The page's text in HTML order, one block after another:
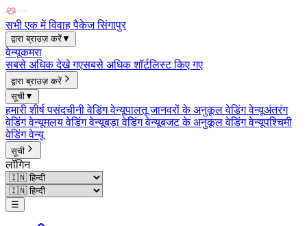
सभी एक में विवाह पैकेज सिंगापुर
द्वारा ब्राउज़ करें▼
वेन्यूकमरा
सबसे अधिक देखे गएसबसे अधिक शॉर्टलिस्ट किए गए
द्वारा ब्राउज़ करें
सूची▼
हमारी शीर्ष पसंदचीनी वेडिंग वेन्यूपालतू जानवरों के अनुकूल वेडिंग वेन्यूअंतरंग
वेडिंग वेन्यूमलय वेडिंग वेन्यूबड़ा वेडिंग वेन्यूबजट के अनुकूल वेडिंग वेन्यूपश्चिमी
वेडिंग वेन्यू
सूची
लॉगिन
☰